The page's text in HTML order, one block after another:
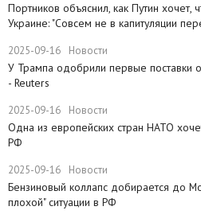
Портников объяснил, как Путин хочет,
Украине: "Совсем не в капитуляции
2025-09-16 Новости
У Трампа одобрили первые поставки
- Reuters
2025-09-16 Новости
Одна из европейских стран НАТО
РФ
2025-09-16 Новости
​Бензиновый коллапс добирается до
плохой" ситуации в РФ